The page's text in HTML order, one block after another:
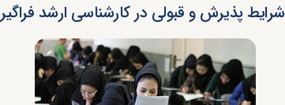
شرایط پذیرش و قبولی در کارشناسی ارشد فراگیر